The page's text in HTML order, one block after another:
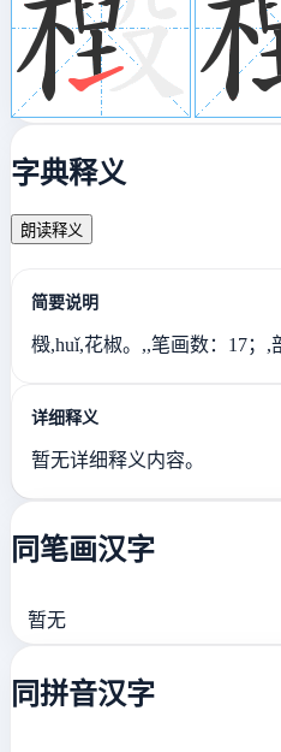
字典释义
朗读释义
简要说明
檓,huǐ,花椒。,,笔画数：17；,
详细释义
暂无详细释义内容。
同笔画汉字
暂无
同拼音汉字